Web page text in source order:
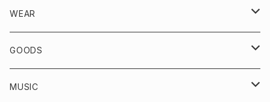
WEAR
VINTAGE
TOPS
GOODS
KICKS
MUSIC